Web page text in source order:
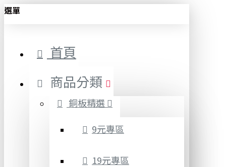
選單
首頁
商品分類
銅板精選
9元專區
19元專區